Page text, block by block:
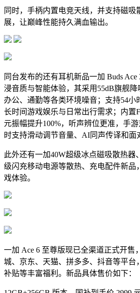
同时，手柄内置电竞天线，并支持磁吸
展，让巅峰性能持久满血输出。
同台发布的还有耳机新品一加 Buds
浸音质与智能体验，其采用55dB旗舰降
办公、通勤等各类环境噪音；支持54小
长时间游戏娱乐与日常出行需求；内置
元振幅提升100%，听声辨位更准，手
时支持滑动调节音量、AI同声传译和面
此外还有一加40W超级冰点磁吸散热器
级闪充移动电源等散热、充电配件新品
戏体验。
一加 Ace 6 至尊版现已全渠道正式开售
城、京东、天猫、拼多多、抖音等平台
补贴等丰富福利。新品具体售价如下：